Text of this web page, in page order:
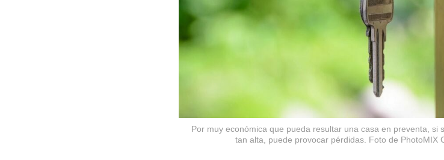
Por muy económica que pueda resultar una casa en preventa,
tan alta, puede provocar pérdidas. Foto de PhotoMIX